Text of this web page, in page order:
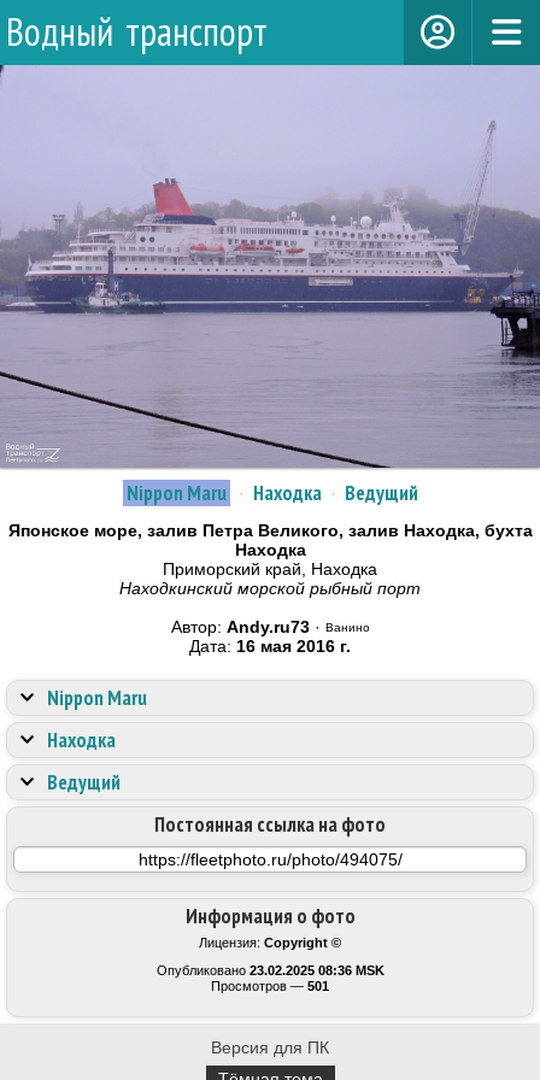
Водный транспорт
Nippon Maru · Находка· Ведущий
Японское море, залив Петра Великого, залив Находка, бухта
Находка
Приморский край, Находка
Находкинский морской рыбный порт
Автор: Andy.ru73· Ванино
Дата: 16 мая 2016 г.
Информация о фото
Лицензия: Copyright ©
Опубликовано 23.02.2025 08:36 MSK
Просмотров — 501
Постоянная ссылка на фото
Nippon Maru
Находка
Ведущий
Версия для ПК